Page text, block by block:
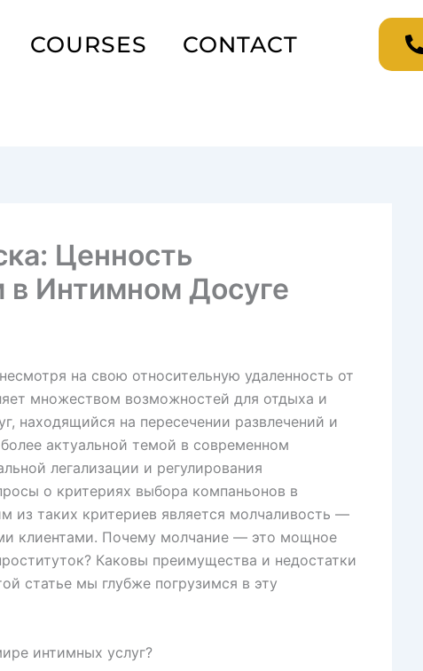
COURSES CONTACT
Ценность
в Интимном Досуге
на свою относительную удаленность от
множеством возможностей для отдыха и
находящийся на пересечении развлечений и
актуальной темой в современном
легализации и регулирования
о критериях выбора компаньонов в
из таких критериев является молчаливость —
клиентами. Почему молчание — это мощное
Каковы преимущества и недостатки
статье мы глубже погрузимся в эту
интимных услуг?